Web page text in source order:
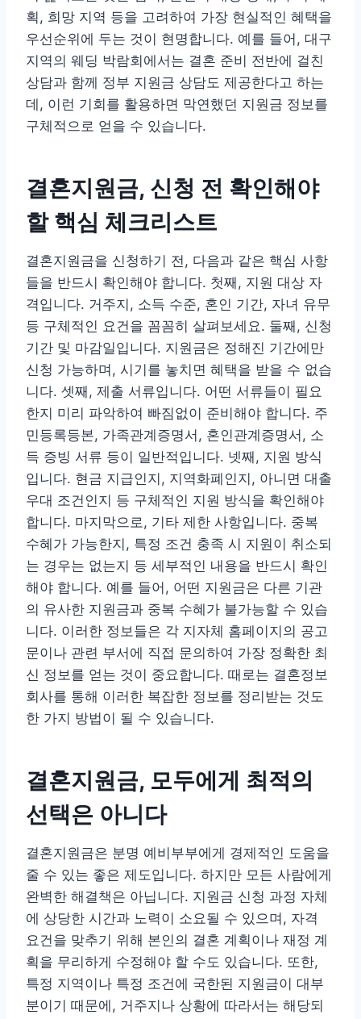
획, 희망 지역 등을 고려하여 가장 현실적인 혜택을
우선순위에 두는 것이 현명합니다. 예를 들어, 대구
지역의 웨딩 박람회에서는 결혼 준비 전반에 걸친
상담과 함께 정부 지원금 상담도 제공한다고 하는
데, 이런 기회를 활용하면 막연했던 지원금 정보를
구체적으로 얻을 수 있습니다.
결혼지원금, 신청 전 확인해야
할 핵심 체크리스트
결혼지원금을 신청하기 전, 다음과 같은 핵심 사항
들을 반드시 확인해야 합니다. 첫째, 지원 대상 자
격입니다. 거주지, 소득 수준, 혼인 기간, 자녀 유무
등 구체적인 요건을 꼼꼼히 살펴보세요. 둘째, 신청
기간 및 마감일입니다. 지원금은 정해진 기간에만
신청 가능하며, 시기를 놓치면 혜택을 받을 수 없습
니다. 셋째, 제출 서류입니다. 어떤 서류들이 필요
한지 미리 파악하여 빠짐없이 준비해야 합니다. 주
민등록등본, 가족관계증명서, 혼인관계증명서, 소
득 증빙 서류 등이 일반적입니다. 넷째, 지원 방식
입니다. 현금 지급인지, 지역화폐인지, 아니면 대출
우대 조건인지 등 구체적인 지원 방식을 확인해야
합니다. 마지막으로, 기타 제한 사항입니다. 중복
수혜가 가능한지, 특정 조건 충족 시 지원이 취소되
는 경우는 없는지 등 세부적인 내용을 반드시 확인
해야 합니다. 예를 들어, 어떤 지원금은 다른 기관
의 유사한 지원금과 중복 수혜가 불가능할 수 있습
니다. 이러한 정보들은 각 지자체 홈페이지의 공고
문이나 관련 부서에 직접 문의하여 가장 정확한 최
신 정보를 얻는 것이 중요합니다. 때로는 결혼정보
회사를 통해 이러한 복잡한 정보를 정리받는 것도
한 가지 방법이 될 수 있습니다.
결혼지원금, 모두에게 최적의
선택은 아니다
결혼지원금은 분명 예비부부에게 경제적인 도움을
줄 수 있는 좋은 제도입니다. 하지만 모든 사람에게
완벽한 해결책은 아닙니다. 지원금 신청 과정 자체
에 상당한 시간과 노력이 소요될 수 있으며, 자격
요건을 맞추기 위해 본인의 결혼 계획이나 재정 계
획을 무리하게 수정해야 할 수도 있습니다. 또한,
특정 지역이나 특정 조건에 국한된 지원금이 대부
분이기 때문에, 거주지나 상황에 따라서는 해당되